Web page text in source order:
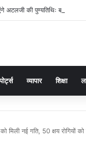
अटलजी की पुण्यतिथिः ब्रजेश पाठक
व्यापार शिक्षा
मिली नई गति, 50 क्षय रोगियों